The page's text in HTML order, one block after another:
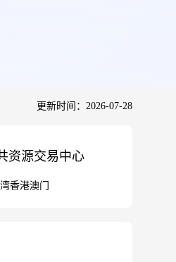
更新时间：2026-07-28
资源交易中心
香港澳门